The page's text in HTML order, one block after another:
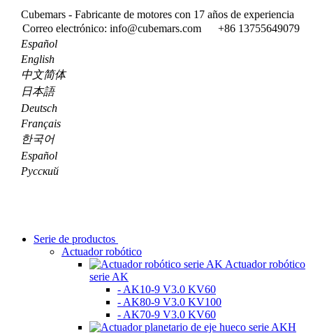
Cubemars - Fabricante de motores con 17 años de experiencia
Correo electrónico: info@cubemars.com
+86 13755649079
Español
English
中文简体
日本語
Deutsch
Français
한국어
Español
Pусский
Serie de productos
Actuador robótico
Actuador robótico
serie AK
- AK10-9 V3.0 KV60
- AK80-9 V3.0 KV100
- AK70-9 V3.0 KV60